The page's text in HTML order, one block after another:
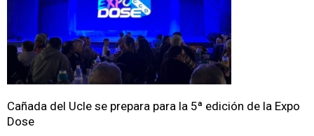
Cañada del Ucle se prepara para la 5ª edición de la Expo
Dose